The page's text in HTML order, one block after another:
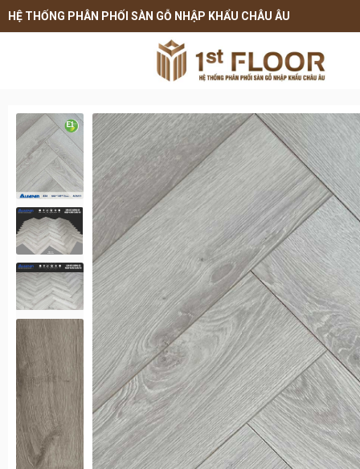
HỆ THỐNG PHÂN PHỐI SÀN GỖ NHẬP KHẨU CHÂU ÂU